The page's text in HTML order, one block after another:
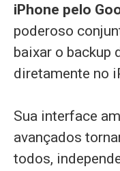
iPhone pelo
poderoso
baixar o backup
diretamente no
Sua interface
avançados
todos,